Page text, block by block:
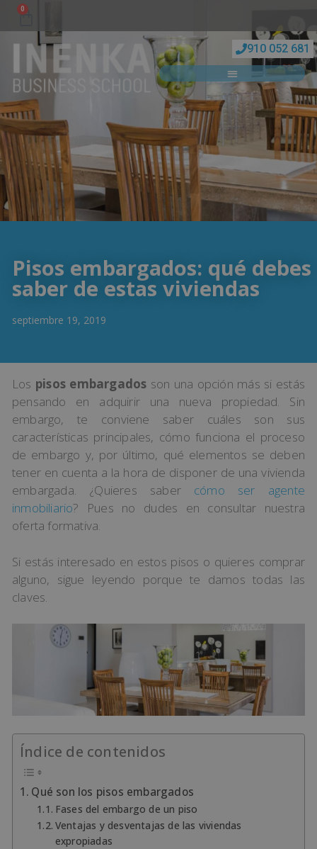
0
910 052 681
Pisos embargados: qué debes
saber de estas viviendas
septiembre 19, 2019
Los pisos embargados son una opción más si estás
pensando en adquirir una nueva propiedad. Sin
embargo, te conviene saber cuáles son sus
características principales, cómo funciona el proceso
de embargo y, por último, qué elementos se deben
tener en cuenta a la hora de disponer de una vivienda
embargada. ¿Quieres saber cómo ser agente
inmobiliario? Pues no dudes en consultar nuestra
oferta formativa.
Si estás interesado en estos pisos o quieres comprar
alguno, sigue leyendo porque te damos todas las
claves.
Índice de contenidos
Qué son los pisos embargados
Fases del embargo de un piso
Ventajas y desventajas de las viviendas
expropiadas